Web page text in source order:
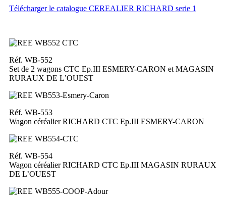
Télécharger le catalogue CEREALIER RICHARD serie 1
Réf. WB-552
Set de 2 wagons CTC Ep.III ESMERY-CARON et MAGASIN
RURAUX DE L’OUEST
Réf. WB-553
Wagon céréalier RICHARD CTC Ep.III ESMERY-CARON
Réf. WB-554
Wagon céréalier RICHARD CTC Ep.III MAGASIN RURAUX
DE L’OUEST